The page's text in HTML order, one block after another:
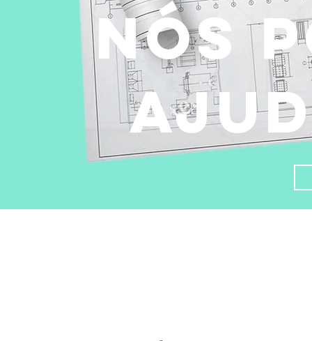
Nós